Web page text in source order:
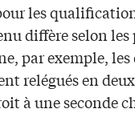
les
diffère selon les
par exemple,
relégués en
à une seconde